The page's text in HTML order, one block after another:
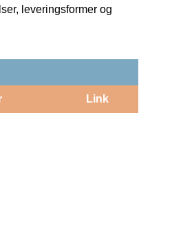
leveringsformer og
Link